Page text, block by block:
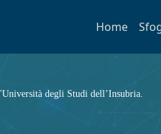
Home
degli Studi dell’Insubria.